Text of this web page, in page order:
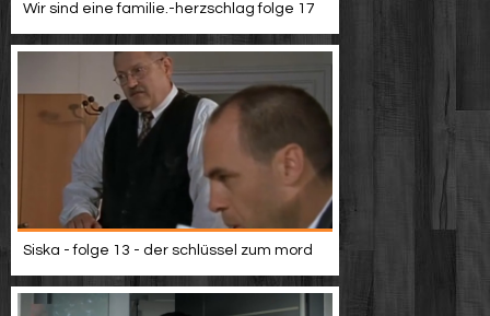
Wir sind eine familie.-herzschlag folge 17
Siska - folge 13 - der schlüssel zum mord